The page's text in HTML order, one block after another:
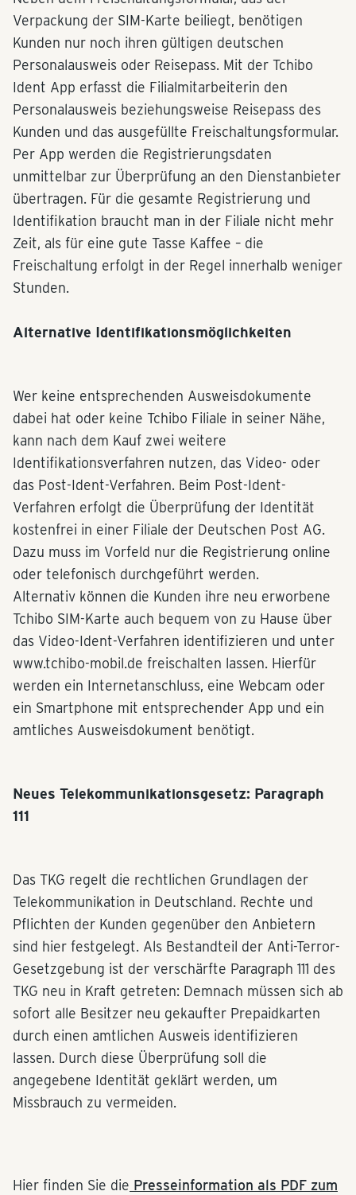
Verpackung der SIM-Karte beiliegt, benötigen
Kunden nur noch ihren gültigen deutschen
Personalausweis oder Reisepass. Mit der Tchibo
Ident App erfasst die Filialmitarbeiterin den
Personalausweis beziehungsweise Reisepass des
Kunden und das ausgefüllte Freischaltungsformular.
Per App werden die Registrierungsdaten
unmittelbar zur Überprüfung an den Dienstanbieter
übertragen. Für die gesamte Registrierung und
Identifikation braucht man in der Filiale nicht mehr
Zeit, als für eine gute Tasse Kaffee – die
Freischaltung erfolgt in der Regel innerhalb weniger
Stunden.
Alternative Identifikationsmöglichkeiten
Wer keine entsprechenden Ausweisdokumente
dabei hat oder keine Tchibo Filiale in seiner Nähe,
kann nach dem Kauf zwei weitere
Identifikationsverfahren nutzen, das Video- oder
das Post-Ident-Verfahren. Beim Post-Ident-
Verfahren erfolgt die Überprüfung der Identität
kostenfrei in einer Filiale der Deutschen Post AG.
Dazu muss im Vorfeld nur die Registrierung online
oder telefonisch durchgeführt werden.
Alternativ können die Kunden ihre neu erworbene
Tchibo SIM-Karte auch bequem von zu Hause über
das Video-Ident-Verfahren identifizieren und unter
www.tchibo-mobil.de freischalten lassen. Hierfür
werden ein Internetanschluss, eine Webcam oder
ein Smartphone mit entsprechender App und ein
amtliches Ausweisdokument benötigt.
Neues Telekommunikationsgesetz: Paragraph
111
Das TKG regelt die rechtlichen Grundlagen der
Telekommunikation in Deutschland. Rechte und
Pflichten der Kunden gegenüber den Anbietern
sind hier festgelegt. Als Bestandteil der Anti-Terror-
Gesetzgebung ist der verschärfte Paragraph 111 des
TKG neu in Kraft getreten: Demnach müssen sich ab
sofort alle Besitzer neu gekaufter Prepaidkarten
durch einen amtlichen Ausweis identifizieren
lassen. Durch diese Überprüfung soll die
angegebene Identität geklärt werden, um
Missbrauch zu vermeiden.
Hier finden Sie die Presseinformation als PDF zum